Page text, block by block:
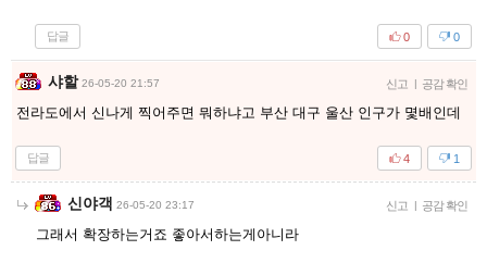
답글 0
0
샤할 26-05-20 21:57 신고 | 공감 확인
전라도에서 신나게 찍어주면 뭐하냐고 부산 대구 울산 인구가 몇배인데
답글 1
4
신야객 26-05-20 23:17 신고 | 공감 확인
그래서 확장하는거죠 좋아서하는게아니라